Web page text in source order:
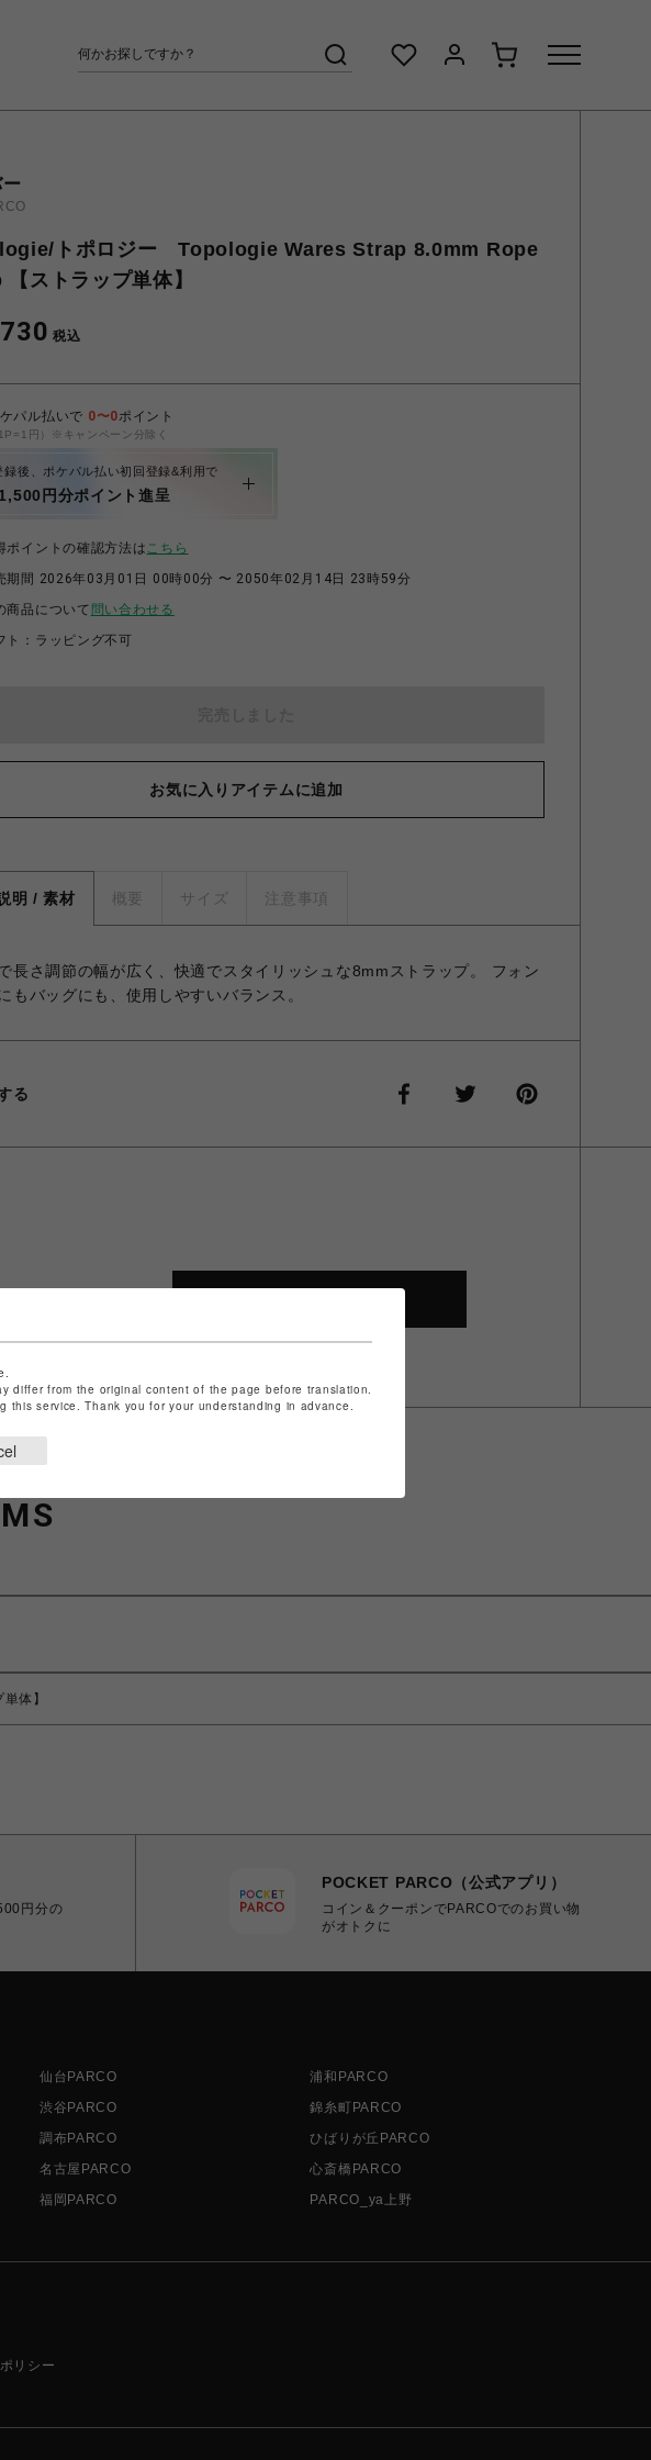
トポロジー Topologie Wares Strap 8.0mm Rope
ストラップ単体】
税込
パル払いで 0〜0ポイント
1P=1円）※キャンペーン分除く
録後、ポケパル払い初回登録&利用で
円分ポイント進呈
ポイントの確認方法はこちら
期間 2026年03月01日 00時00分 〜 2050年02月14日 23時59分
商品について 問い合わせる
ト：ラッピング不可
お気に入りアイテムに追加
明 / 素材 概要 サイズ 注意事項
長さ調節の幅が広く、快適でスタイリッシュな8mmストラップ。 フォン
もバッグにも、使用しやすいバランス。
る
体】
円分の
POCKET PARCO（公式アプリ）
コイン＆クーポンでPARCOでのお買い物
がオトクに
仙台PARCO
浦和PARCO
渋谷PARCO
錦糸町PARCO
調布PARCO
ひばりが丘PARCO
名古屋PARCO
心斎橋PARCO
福岡PARCO PARCO_ya上野
リシー
differ from the original content of the page before translation.
service. Thank you for your understanding in advance.